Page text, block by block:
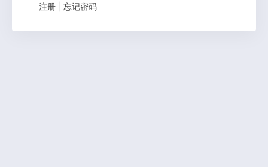
注册 忘记密码